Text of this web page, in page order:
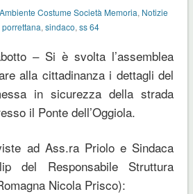
Ambiente Costume Società Memoria, Notizie
porrettana, sindaco, ss 64
– Si è svolta l’assemblea
alla cittadinanza i dettagli del
in sicurezza della strada
il Ponte dell’Oggiola.
ad Ass.ra Priolo e Sindaca
del Responsabile Struttura
Nicola Prisco):